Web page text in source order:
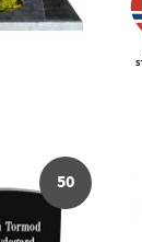
50